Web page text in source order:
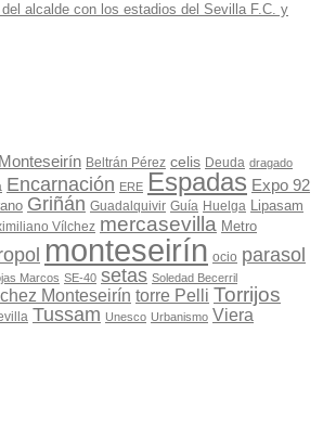
alcalde con los estadios del Sevilla F.C. y
Beltrán Pérez celis Deuda dragado
Encarnación ERE Espadas Expo 92
Griñán Guadalquivir Guía Huelga Lipasam
Vílchez mercasevilla Metro
monteseirín ocio parasol
Marcos SE-40 setas Soledad Becerril
Monteseirín torre Pelli Torrijos
Tussam Unesco Urbanismo Viera